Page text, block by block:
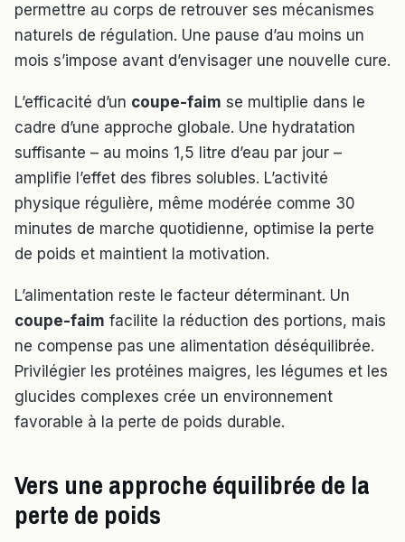
permettre au corps de retrouver ses mécanismes
naturels de régulation. Une pause d’au moins un
mois s’impose avant d’envisager une nouvelle cure.
L’efficacité d’un coupe-faim se multiplie dans le
cadre d’une approche globale. Une hydratation
suffisante – au moins 1,5 litre d’eau par jour –
amplifie l’effet des fibres solubles. L’activité
physique régulière, même modérée comme 30
minutes de marche quotidienne, optimise la perte
de poids et maintient la motivation.
L’alimentation reste le facteur déterminant. Un
coupe-faim facilite la réduction des portions, mais
ne compense pas une alimentation déséquilibrée.
Privilégier les protéines maigres, les légumes et les
glucides complexes crée un environnement
favorable à la perte de poids durable.
Vers une approche équilibrée de la
perte de poids